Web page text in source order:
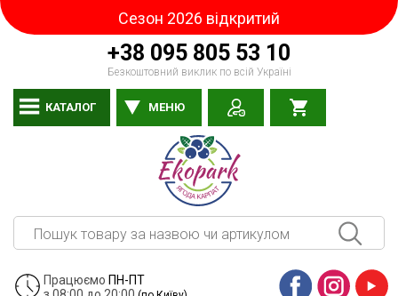
+38 095 805 53 10
Безкоштовний виклик по всій Україні
Сезон 2026 відкритий
Працюємо ПН-ПТ
КАТАЛОГ МЕНЮ